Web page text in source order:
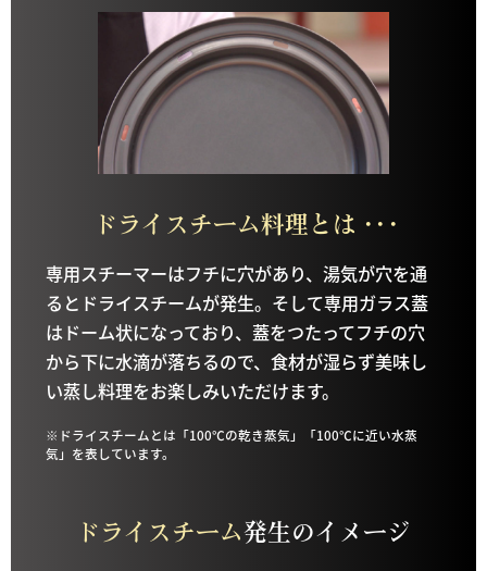
ドライスチーム料理とは ・・・
専用スチーマーはフチに穴があり、湯気が穴を通
るとドライスチームが発生。そして専用ガラス蓋
はドーム状になっており、蓋をつたってフチの穴
から下に水滴が落ちるので、食材が湿らず美味し
い蒸し料理をお楽しみいただけます。
※ドライスチームとは「100℃の乾き蒸気」「100℃に近い水蒸
気」を表しています。
ドライスチーム発生のイメージ